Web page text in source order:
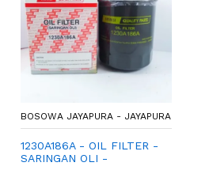
BOSOWA JAYAPURA - JAYAPURA
1230A186A - OIL FILTER -
SARINGAN OLI -